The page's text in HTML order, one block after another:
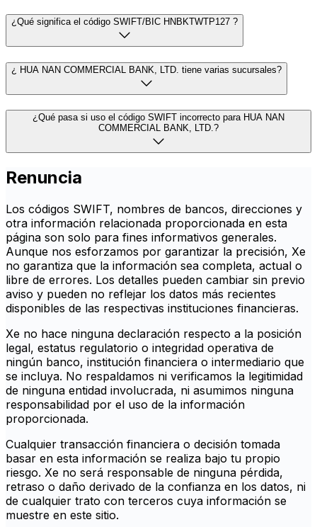
¿Qué significa el código SWIFT/BIC HNBKTWTP127 ?
¿ HUA NAN COMMERCIAL BANK, LTD. tiene varias sucursales?
¿Qué pasa si uso el código SWIFT incorrecto para HUA NAN
COMMERCIAL BANK, LTD.?
Renuncia
Los códigos SWIFT, nombres de bancos, direcciones y
otra información relacionada proporcionada en esta
página son solo para fines informativos generales.
Aunque nos esforzamos por garantizar la precisión, Xe
no garantiza que la información sea completa, actual o
libre de errores. Los detalles pueden cambiar sin previo
aviso y pueden no reflejar los datos más recientes
disponibles de las respectivas instituciones financieras.
Xe no hace ninguna declaración respecto a la posición
legal, estatus regulatorio o integridad operativa de
ningún banco, institución financiera o intermediario que
se incluya. No respaldamos ni verificamos la legitimidad
de ninguna entidad involucrada, ni asumimos ninguna
responsabilidad por el uso de la información
proporcionada.
Cualquier transacción financiera o decisión tomada
basar en esta información se realiza bajo tu propio
riesgo. Xe no será responsable de ninguna pérdida,
retraso o daño derivado de la confianza en los datos, ni
de cualquier trato con terceros cuya información se
muestre en este sitio.